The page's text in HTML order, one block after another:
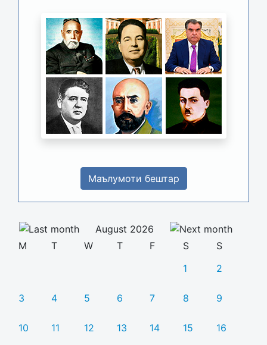
Маълумоти бештар
August 2026
M
T W T F S
S
1
2
3 4 5 6 7 8 9
10 11 12 13 14 15 16